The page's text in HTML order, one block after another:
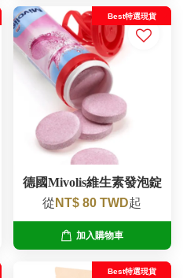
Best特選現貨
德國Mivolis維生素發泡錠
從 NT$ 80 TWD起
加入購物車
Best特選現貨